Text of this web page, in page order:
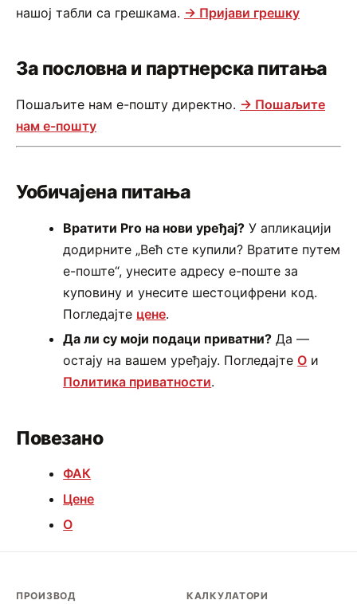
нашој табли са грешкама. → Пријави грешку
За пословна и партнерска питања
Пошаљите нам е-пошту директно. → Пошаљите
нам е-пошту
Уобичајена питања
Вратити Pro на нови уређај? У апликацији
додирните „Већ сте купили? Вратите путем
е-поште“, унесите адресу е-поште за
куповину и унесите шестоцифрени код.
Погледајте цене.
Да ли су моји подаци приватни? Да —
остају на вашем уређају. Погледајте О и
Политика приватности.
Повезано
ФАК
Цене
О
ПРОИЗВОД КАЛКУЛАТОРИ